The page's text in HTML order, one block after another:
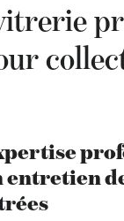
entretien